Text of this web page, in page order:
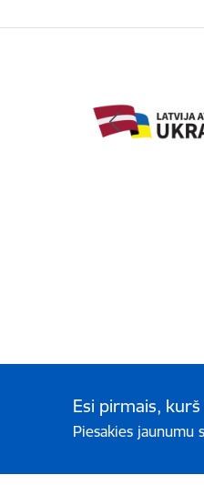
Esi pirmais, kurš
Piesakies jaunumu